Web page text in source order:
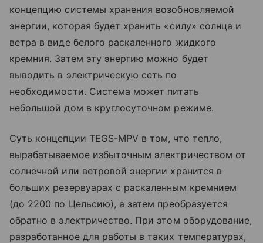
концепцию системы хранения возобновляемой
энергии, которая будет хранить «силу» солнца и
ветра в виде белого раскаленного жидкого
кремния. Затем эту энергию можно будет
выводить в электрическую сеть по
необходимости. Система может питать
небольшой дом в круглосуточном режиме.
Суть концепции TEGS-MPV в том, что тепло,
вырабатываемое избыточным электричеством от
солнечной или ветровой энергии хранится в
больших резервуарах с раскаленным кремнием
(до 2200 по Цельсию), а затем преобразуется
обратно в электричество. При этом оборудование,
разработанное для работы в таких температурах,